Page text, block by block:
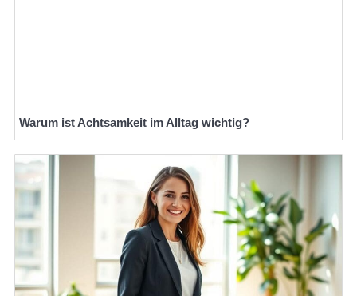
Warum ist Achtsamkeit im Alltag wichtig?